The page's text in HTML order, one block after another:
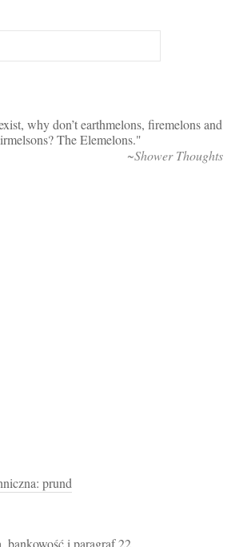
why don’t earthmelons, firemelons and
The Elemelons.
~Shower Thoughts
prund